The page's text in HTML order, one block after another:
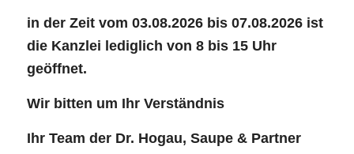
in der Zeit vom 03.08.2026 bis 07.08.2026 ist
die Kanzlei lediglich von 8 bis 15 Uhr
geöffnet.
Wir bitten um Ihr Verständnis
Ihr Team der Dr. Hogau, Saupe & Partner